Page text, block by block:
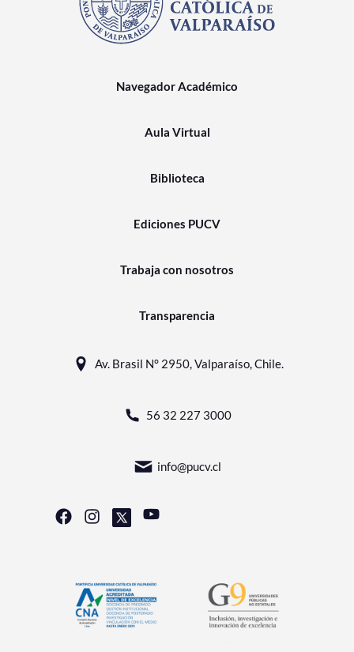
Navegador Académico
Aula Virtual
Biblioteca
Ediciones PUCV
Trabaja con nosotros
Transparencia
Av. Brasil N° 2950, Valparaíso, Chile.
56 32 227 3000
info@pucv.cl